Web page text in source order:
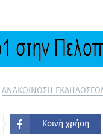
ΑΝΑΚΟΙΝΩΣΗ
Κοινή χρήση